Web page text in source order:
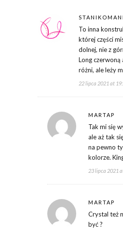
To inna
której części
dolnej, nie z
Long czerwoną
różni, ale leży
22 lipca 2021 at
MARTAP
Tak mi się
ale aż tak
na pewno
kolorze.
23 lipca 2021
MARTAP
Crystal też
być ?